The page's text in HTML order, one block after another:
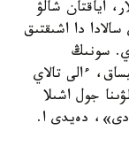
اياقتان شالۋ
دا اشىقتىق
سونىڭ
ءالى تالاي
جول اشىلا
دەيدى ا.